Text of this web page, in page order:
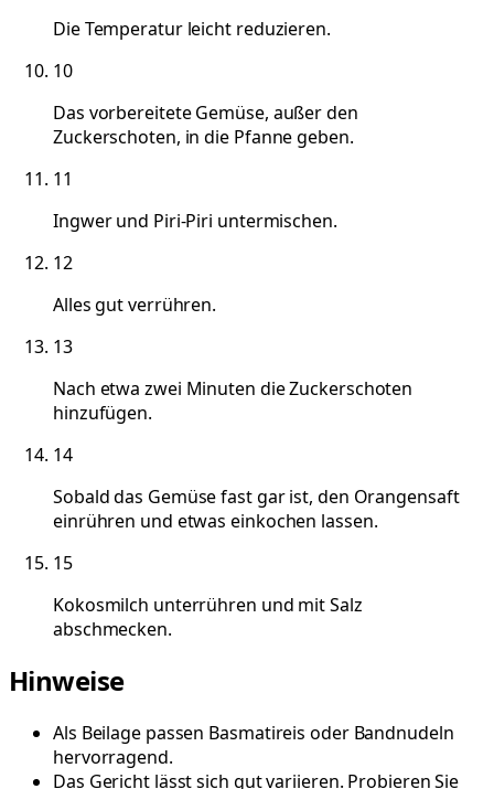
Die Temperatur leicht reduzieren.
10
Das vorbereitete Gemüse, außer den
Zuckerschoten, in die Pfanne geben.
11
Ingwer und Piri-Piri untermischen.
12
Alles gut verrühren.
13
Nach etwa zwei Minuten die Zuckerschoten
hinzufügen.
14
Sobald das Gemüse fast gar ist, den Orangensaft
einrühren und etwas einkochen lassen.
15
Kokosmilch unterrühren und mit Salz
abschmecken.
Hinweise
Als Beilage passen Basmatireis oder Bandnudeln
hervorragend.
Das Gericht lässt sich gut variieren. Probieren Sie